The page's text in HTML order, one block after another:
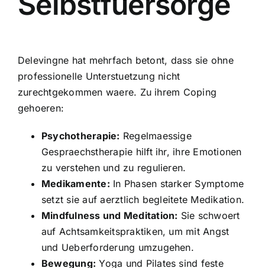
Delevingne hat mehrfach betont, dass sie ohne
professionelle Unterstuetzung nicht
zurechtgekommen waere. Zu ihrem Coping
gehoeren:
Psychotherapie: Regelmaessige
Gespraechstherapie hilft ihr, ihre Emotionen
zu verstehen und zu regulieren.
Medikamente: In Phasen starker Symptome
setzt sie auf aerztlich begleitete Medikation.
Mindfulness und Meditation: Sie schwoert
auf Achtsamkeitspraktiken, um mit Angst
und Ueberforderung umzugehen.
Bewegung: Yoga und Pilates sind feste